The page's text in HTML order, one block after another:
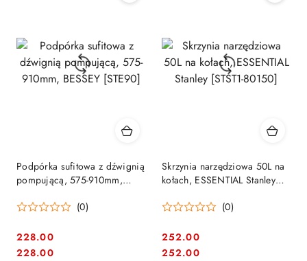
Podpórka sufitowa z dźwignią
pompującą, 575-910mm,
(0)
Cena:
228.00
Cena:
228.00
Skrzynia narzędziowa 50L na
kołach, ESSENTIAL Stanley
(0)
Cena:
252.00
Cena:
252.00